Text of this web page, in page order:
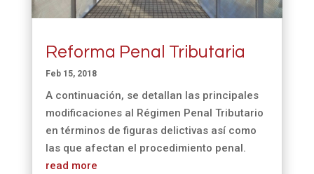
Reforma Penal Tributaria
Feb 15, 2018
A continuación, se detallan las principales
modificaciones al Régimen Penal Tributario
en términos de figuras delictivas así como
las que afectan el procedimiento penal.
read more